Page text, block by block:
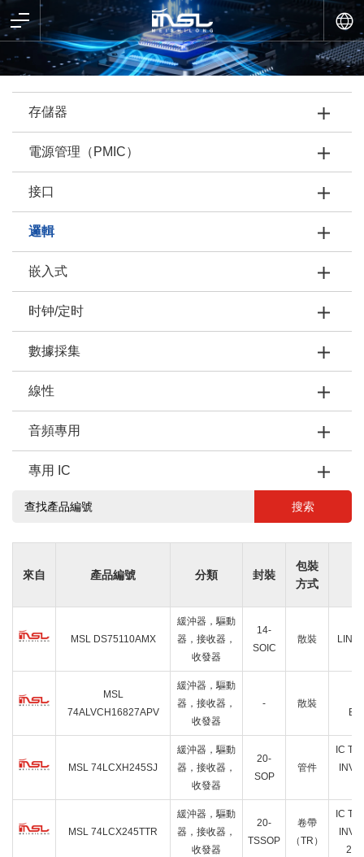
存儲器
電源管理（PMIC）
接口
邏輯
嵌入式
时钟/定时
數據採集
線性
音頻專用
專用 IC
搜索
來自 產品編號 分類 封裝
包裝
方式
MSL DS75110AMX
緩沖器，驅動
器，接收器，
收發器
14-
SOIC
散裝 LINE
MSL
74ALVCH16827APV
緩沖器，驅動
器，接收器，
收發器
- 散裝
MSL 74LCXH245SJ
緩沖器，驅動
器，接收器，
收發器
20-
SOP
管件
IC
MSL 74LCX245TTR
緩沖器，驅動
器，接收器，
收發器
20-
TSSOP
卷帶
（TR）
IC